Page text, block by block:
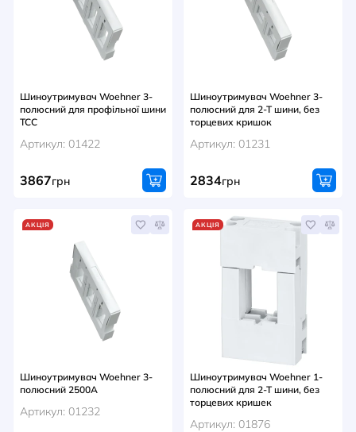
СИСТЕМИ ШИНОПРОВОДІВ ТА СТРУМОПРОВОДІВ
Шиноутримувач Woehner 3-
полюсний для профільної шини
TCC
Артикул: 01422
3867грн
Шиноутримувач Woehner 3-
полюсний для 2-Т шини, без
торцевих кришок
Артикул: 01231
2834грн
АКЦІЯ
Шиноутримувач Woehner 3-
полюсний 2500A
Артикул: 01232
АКЦІЯ
Шиноутримувач Woehner 1-
полюсний для 2-Т шини, без
торцевих кришек
Артикул: 01876